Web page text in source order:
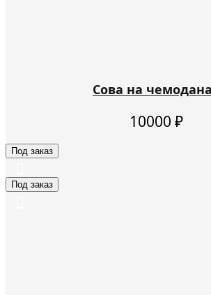
Сова на
10000 ₽
Под заказ
Под заказ